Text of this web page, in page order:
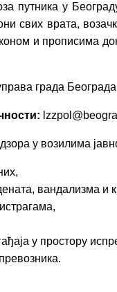
путника у
свих врата,
и прописима
града
у возилима
вандализма и
у простору